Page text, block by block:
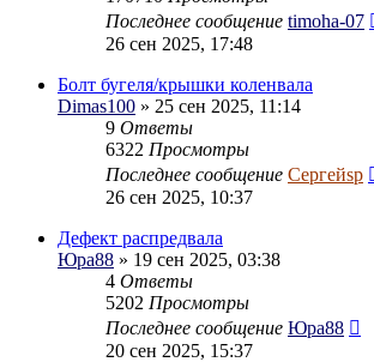
Последнее сообщение timoha-07
26 сен 2025, 17:48
Болт бугеля/крышки коленвала
Dimas100 » 25 сен 2025, 11:14
9 Ответы
6322 Просмотры
Последнее сообщение Сергейsp
26 сен 2025, 10:37
Дефект распредвала
Юра88 » 19 сен 2025, 03:38
4 Ответы
5202 Просмотры
Последнее сообщение Юра88
20 сен 2025, 15:37